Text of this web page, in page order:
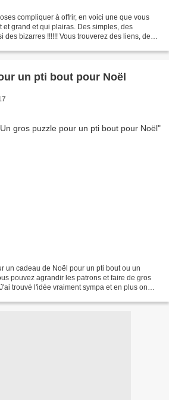
compliquer à offrir, en voici une que vous
grand et qui plairas. Des simples, des
des bizarres !!!!!! Vous trouverez des liens, des
un pti bout pour Noël
un cadeau de Noël pour un pti bout ou un
pouvez agrandir les patrons et faire de gros
trouvé l'idée vraiment sympa et en plus on